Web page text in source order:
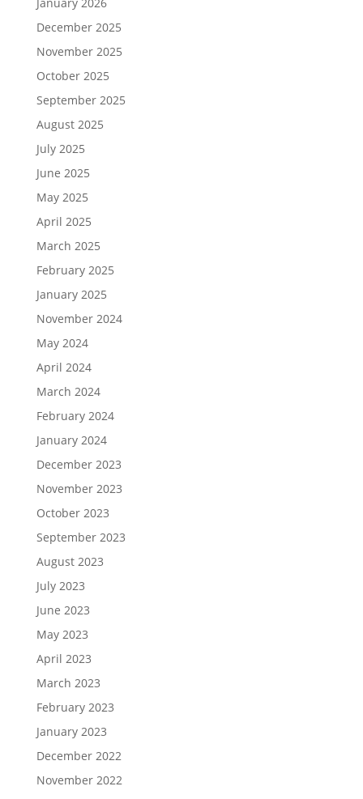
December 2025
November 2025
October 2025
September 2025
August 2025
July 2025
June 2025
May 2025
April 2025
March 2025
February 2025
January 2025
November 2024
May 2024
April 2024
March 2024
February 2024
January 2024
December 2023
November 2023
October 2023
September 2023
August 2023
July 2023
June 2023
May 2023
April 2023
March 2023
February 2023
January 2023
December 2022
November 2022